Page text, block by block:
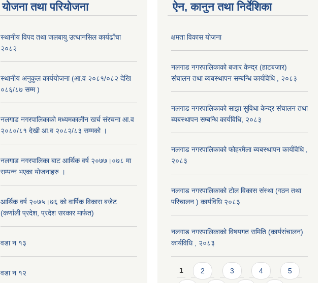
योजना तथा परियोजना
स्थानीय विपद तथा जलबायु उत्थानसिल कार्यढाँचा
२०८२
स्थानीय अनुकुल कार्ययोजना (आ.व २०८१/०८२ देखि
०८६/८७ सम्म )
नलगाड नगरपालिकाको मध्यमकालीन खर्च संरचना आ.व
२०८०/८१ देखी आ.व २०८२/८३ सम्मको ।
नलगाड नगरपालिका बाट आर्थिक वर्ष २०७७।०७८ मा
सम्पन्न भएका योजनाहरु ।
आर्थिक वर्ष २०७५।७६ को वार्षिक विकास बजेट
(कर्णाली प्रदेश, प्रदेश सरकार मार्फत)
वडा न १३
वडा न १२
ऐन, कानुन तथा निर्देशिका
क्षमता विकास योजना
नलगाड नगरपालिकाको बजार केन्द्र (हाटबजार)
संचालन तथा ब्यबस्थापन सम्बन्धि कार्यविधि , २०८३
नलगाड नगरपालिकाको साझा सुविधा केन्द्र संचालन तथा
ब्यबस्थापन सम्बन्धि कार्यविधि, २०८३
नलगाड नगरपालिकाको फोहरमैला ब्यबस्थापन कार्यविधि ,
२०८३
नलगाड नगरपालिकाको टोल विकास संस्था (गठन तथा
परिचालन ) कार्यविधि २०८३
नलगाड नगरपालिकाको विषयगत समिति (कार्यसंचालन)
कार्यविधि , २०८३
Pages
1 2 3 4 5